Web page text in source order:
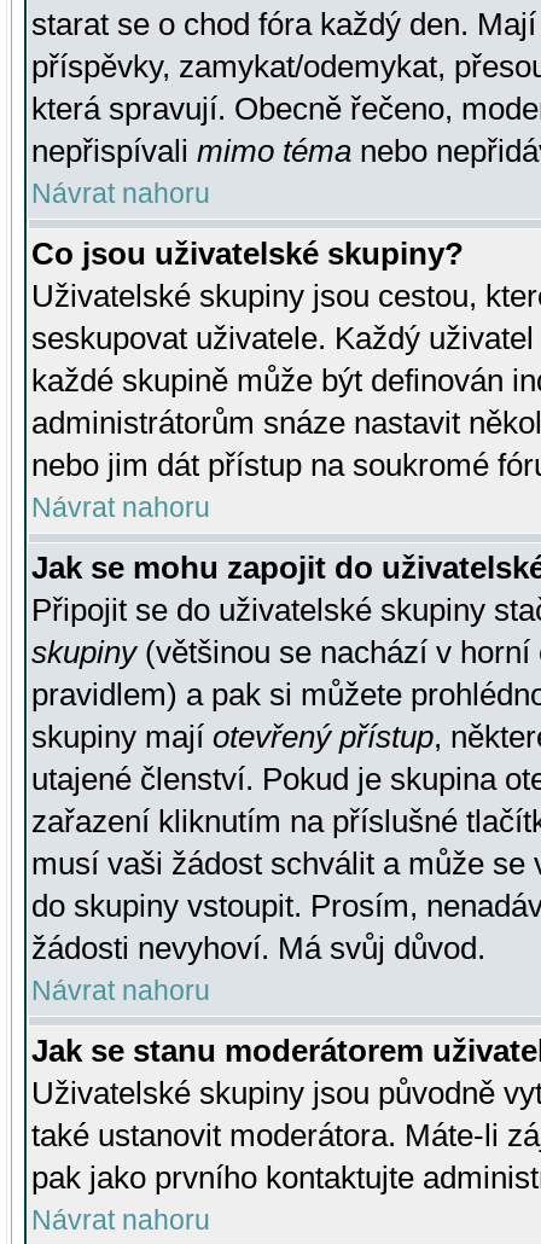
starat se o chod fóra každý den.
příspěvky, zamykat/odemykat,
která spravují. Obecně řečeno,
nepřispívali mimo téma nebo
Návrat nahoru
Co jsou uživatelské skupiny?
Uživatelské skupiny jsou cestou,
seskupovat uživatele. Každý
každé skupině může být definován
administrátorům snáze nastavit
nebo jim dát přístup na soukromé
Návrat nahoru
Jak se mohu zapojit do
Připojit se do uživatelské skupiny
skupiny(většinou se nachází v horní
pravidlem) a pak si můžete
skupiny mají otevřený přístup,
utajené členství. Pokud je skupina
zařazení kliknutím na příslušné
musí vaši žádost schválit a může se
do skupiny vstoupit. Prosím,
žádosti nevyhoví. Má svůj důvod.
Návrat nahoru
Jak se stanu moderátorem
Uživatelské skupiny jsou původně
také ustanovit moderátora. Máte-li
pak jako prvního kontaktujte
Návrat nahoru